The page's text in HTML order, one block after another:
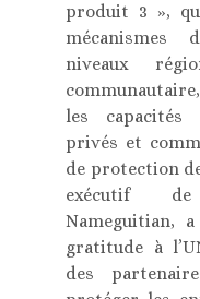
produit 3 »,
mécanismes
niveaux
les capacités
privés et
de protection
exécutif
Nameguitian,
gratitude à
des